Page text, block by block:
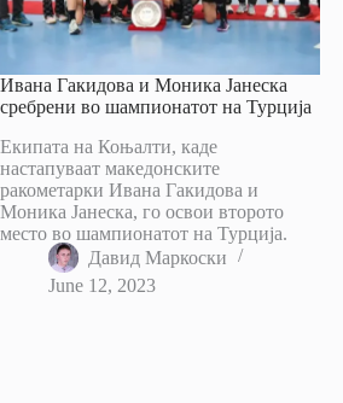
Ивана Гакидова и Моника Јанеска
сребрени во шампионатот на Турција
Екипата на Коњалти, каде
настапуваат македонските
ракометарки Ивана Гакидова и
Моника Јанеска, го освои второто
место во шампионатот на Турција.
Давид Маркоски
June 12, 2023